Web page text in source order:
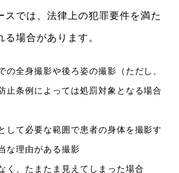
スでは、法律上の犯罪要件を満た
る場合があります。
の全身撮影や後ろ姿の撮影（ただし、
止条例によっては処罰対象となる場合
して必要な範囲で患者の身体を撮影す
な理由がある撮影
く、たまたま見えてしまった場合